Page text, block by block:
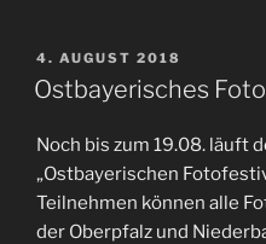
VERÖFFENTLICHT
AM
4. AUGUST 2018
Ostbayerisches
Noch bis zum 19.08. läuft
„Ostbayerischen
Teilnehmen können alle
der Oberpfalz und